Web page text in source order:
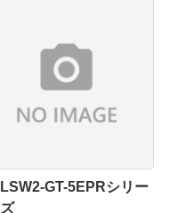
LSW2-GT-5EPRシリー
ズ